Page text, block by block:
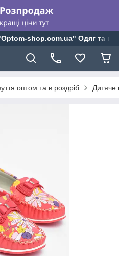
shop.com.ua" Одяг та
оптом та в роздріб Дитяче